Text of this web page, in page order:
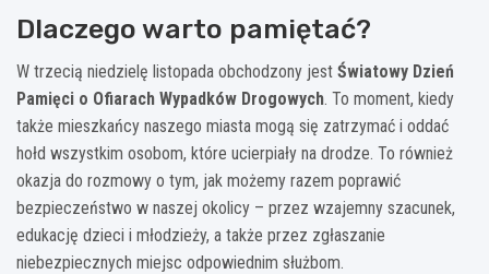
Dlaczego warto pamiętać?
W trzecią niedzielę listopada obchodzony jest Światowy Dzień
Pamięci o Ofiarach Wypadków Drogowych. To moment, kiedy
także mieszkańcy naszego miasta mogą się zatrzymać i oddać
hołd wszystkim osobom, które ucierpiały na drodze. To również
okazja do rozmowy o tym, jak możemy razem poprawić
bezpieczeństwo w naszej okolicy – przez wzajemny szacunek,
edukację dzieci i młodzieży, a także przez zgłaszanie
niebezpiecznych miejsc odpowiednim służbom.